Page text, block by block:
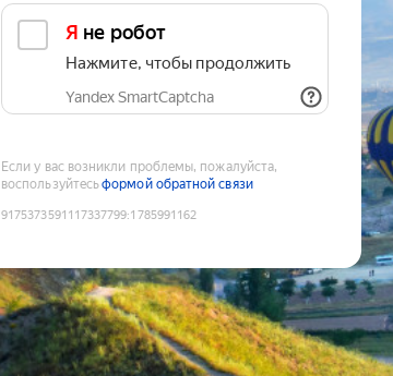
Я не робот
Нажмите, чтобы продолжить
Yandex SmartCaptcha
Если у вас возникли проблемы, пожалуйста,
воспользуйтесьформой обратной связи
9175373591117337799:1785991162